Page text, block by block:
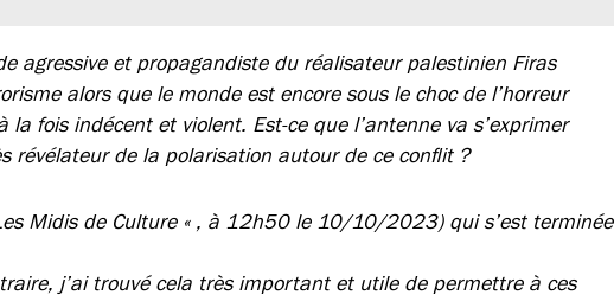
agressive et propagandiste du réalisateur palestinien Firas
alors que le monde est encore sous le choc de l’horreur
la fois indécent et violent. Est-ce que l’antenne va s’exprimer
révélateur de la polarisation autour de ce conflit ?
Les Midis de Culture « , à 12h50 le 10/10/2023) qui s’est terminée
j’ai trouvé cela très important et utile de permettre à ces